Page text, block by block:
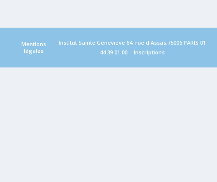
Mentions
légales
Institut Sainte Geneviève 64, rue d'Assas,75006 PARIS 01
44 39 01 00
Inscriptions